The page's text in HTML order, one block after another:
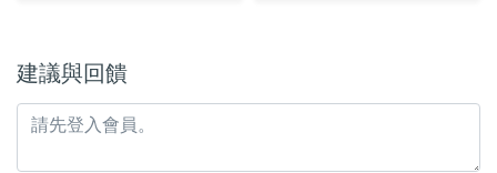
建議與回饋